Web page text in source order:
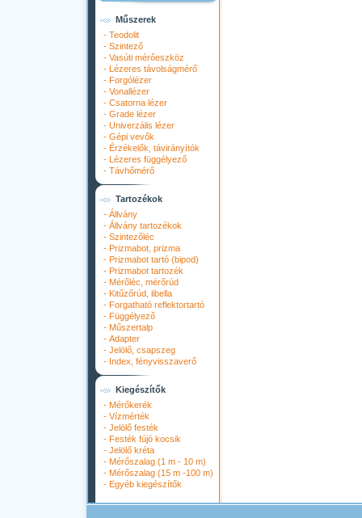
Műszerek
- Teodolit
- Szintező
- Vasúti mérőeszköz
- Lézeres távolságmérő
- Forgólézer
- Vonallézer
- Csatorna lézer
- Grade lézer
- Univerzális lézer
- Gépi vevők
- Érzékelők, távirányítók
- Lézeres függélyező
- Távhőmérő
Tartozékok
- Állvány
- Állvány tartozékok
- Szintezőléc
- Prizmabot, prizma
- Prizmabot tartó (bipod)
- Prizmabot tartozék
- Mérőléc, mérőrúd
- Kitűzőrúd, libella
- Forgatható reflektortartó
- Függélyező
- Műszertalp
- Adapter
- Jelölő, csapszeg
- Index, fényvisszaverő
Kiegészítők
- Mérőkerék
- Vízmérték
- Jelölő festék
- Festék fújó kocsik
- Jelölő kréta
- Mérőszalag (1 m - 10 m)
- Mérőszalag (15 m -100 m)
- Egyéb kiegészítők